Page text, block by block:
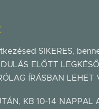
SIKERES,
ELŐTT
ÍRÁSBAN LEHET
KB 10-14 NAPPAL